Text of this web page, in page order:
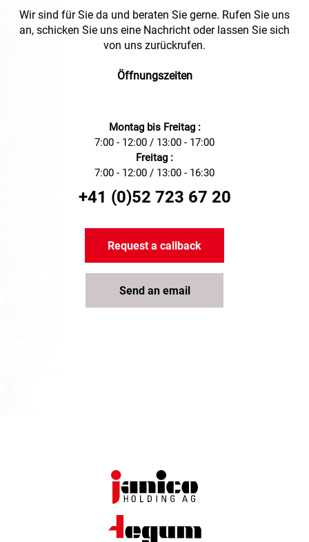
Wir sind für Sie da und beraten Sie gerne. Rufen Sie uns
an, schicken Sie uns eine Nachricht oder lassen Sie sich
von uns zurückrufen.
Öffnungszeiten
Montag bis Freitag :
7:00 - 12:00 / 13:00 - 17:00
Freitag :
7:00 - 12:00 / 13:00 - 16:30
+41 (0)52 723 67 20
Request a callback
Send an email